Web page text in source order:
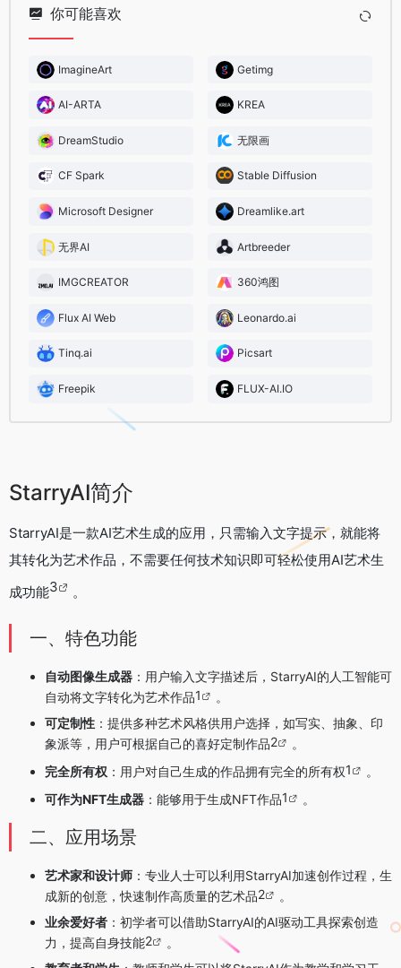
你可能喜欢
ImagineArt Getimg
AI-ARTA KREA
DreamStudio 无限画
CF Spark Stable Diffusion
Microsoft Designer Dreamlike.art
无界AI Artbreeder
IMGCREATOR 360鸿图
Flux AI Web Leonardo.ai
Tinq.ai Picsart
Freepik FLUX-AI.IO
StarryAI简介
StarryAI是一款AI艺术生成的应用，只需输入文字提示，就能将
其转化为艺术作品，不需要任何技术知识即可轻松使用AI艺术生
成功能3 。
一、特色功能
自动图像生成器 ：用户输入文字描述后，StarryAI的人工智能可
自动将文字转化为艺术作品1
。
可定制性 ：提供多种艺术风格供用户选择，如写实、抽象、印
象派等，用户可根据自己的喜好定制作品2
。
完全所有权 ：用户对自己生成的作品拥有完全的所有权1
。
可作为NFT生成器 ：能够用于生成NFT作品1 。
二、应用场景
艺术家和设计师 ：专业人士可以利用StarryAI加速创作过程，生
成新的创意，快速制作高质量的艺术品2
。
业余爱好者 ：初学者可以借助StarryAI的AI驱动工具探索创造
力，提高自身技能2
。